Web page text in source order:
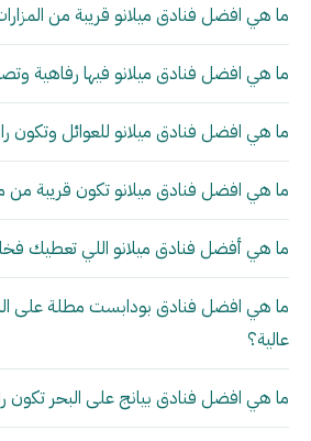
ما هي افضل فنادق ميلانو قريبة من
ما هي افضل فنادق ميلانو فيها رفاهية
ما هي افضل فنادق ميلانو للعوائل وتكون
ما هي افضل فنادق ميلانو تكون قريبة من
ما هي أفضل فنادق ميلانو اللي تعطيك
ما هي افضل فنادق بودابست مطلة على
عالية؟
ما هي افضل فنادق بيانج على البحر تكون